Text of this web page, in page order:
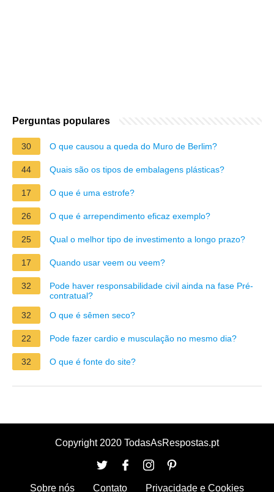
Perguntas populares
30 O que causou a queda do Muro de Berlim?
44 Quais são os tipos de embalagens plásticas?
17 O que é uma estrofe?
26 O que é arrependimento eficaz exemplo?
25 Qual o melhor tipo de investimento a longo prazo?
17 Quando usar veem ou veem?
32
Pode haver responsabilidade civil ainda na fase Pré-
contratual?
32
O que é sêmen seco?
22 Pode fazer cardio e musculação no mesmo dia?
32 O que é fonte do site?
Copyright 2020 TodasAsRespostas.pt
Sobre nós Contato Privacidade e Cookies